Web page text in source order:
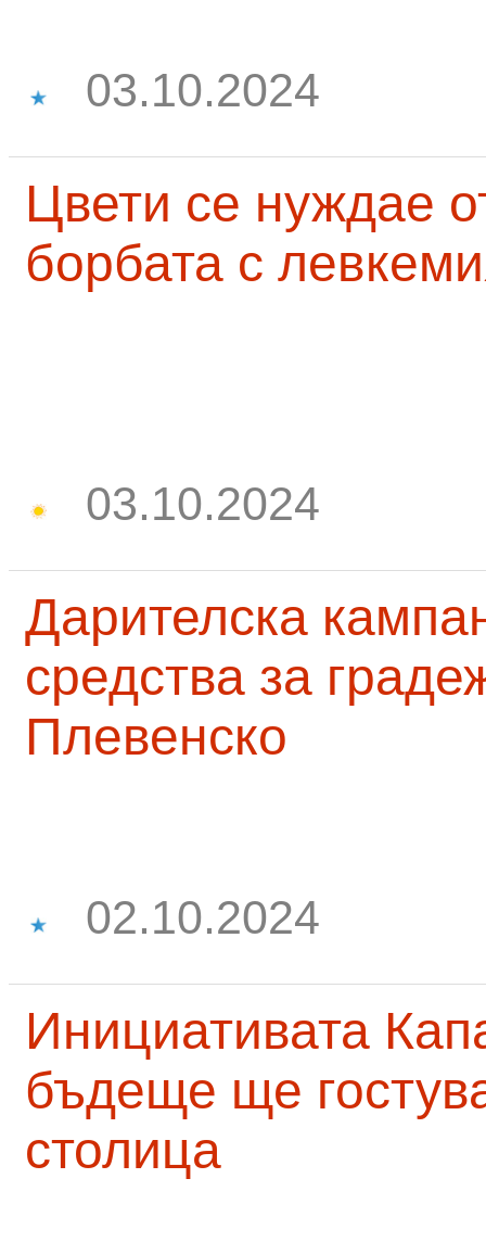
03.10.2024
Цвети се нуждае
борбата с
03.10.2024
Дарителска
средства за
Плевенско
02.10.2024
Инициативата
бъдеще ще
столица